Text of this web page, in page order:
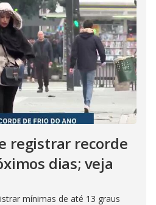
registrar recorde
dias; veja
mínimas de até 13 graus